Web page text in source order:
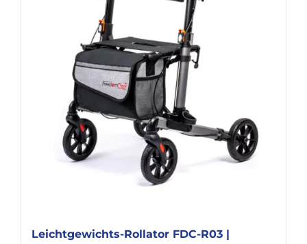
können
auf
der
Produktseite
gewählt
werden
Leichtgewichts-Rollator FDC-R03 |